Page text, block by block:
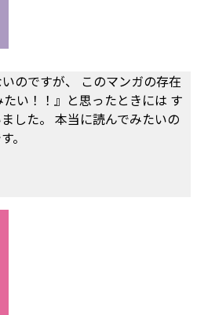
のですが、 このマンガの存在
い！！』と思ったときには す
した。 本当に読んでみたいの
。